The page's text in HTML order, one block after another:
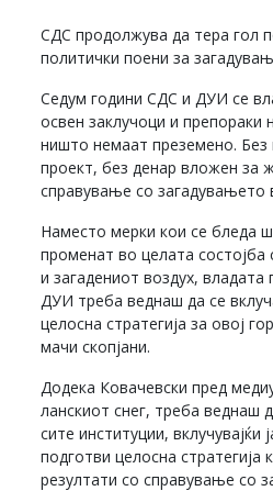
СДС продолжува да тера гол
политички поени за
Седум години СДС и ДУИ се
освен заклучоци и
ништо немаат преземено. Без
проект, без денар вложен за
справување со загадувањето
Наместо мерки кои се бледа
променат во целата
и загадениот воздух,
ДУИ треба веднаш да се
целосна стратегија за овој
мачи скопјани.
Додека Ковачевски пред
ланскиот снег, треба веднаш
сите институции, вклучувајќи
подготви целосна стратегија
резултати со справување со